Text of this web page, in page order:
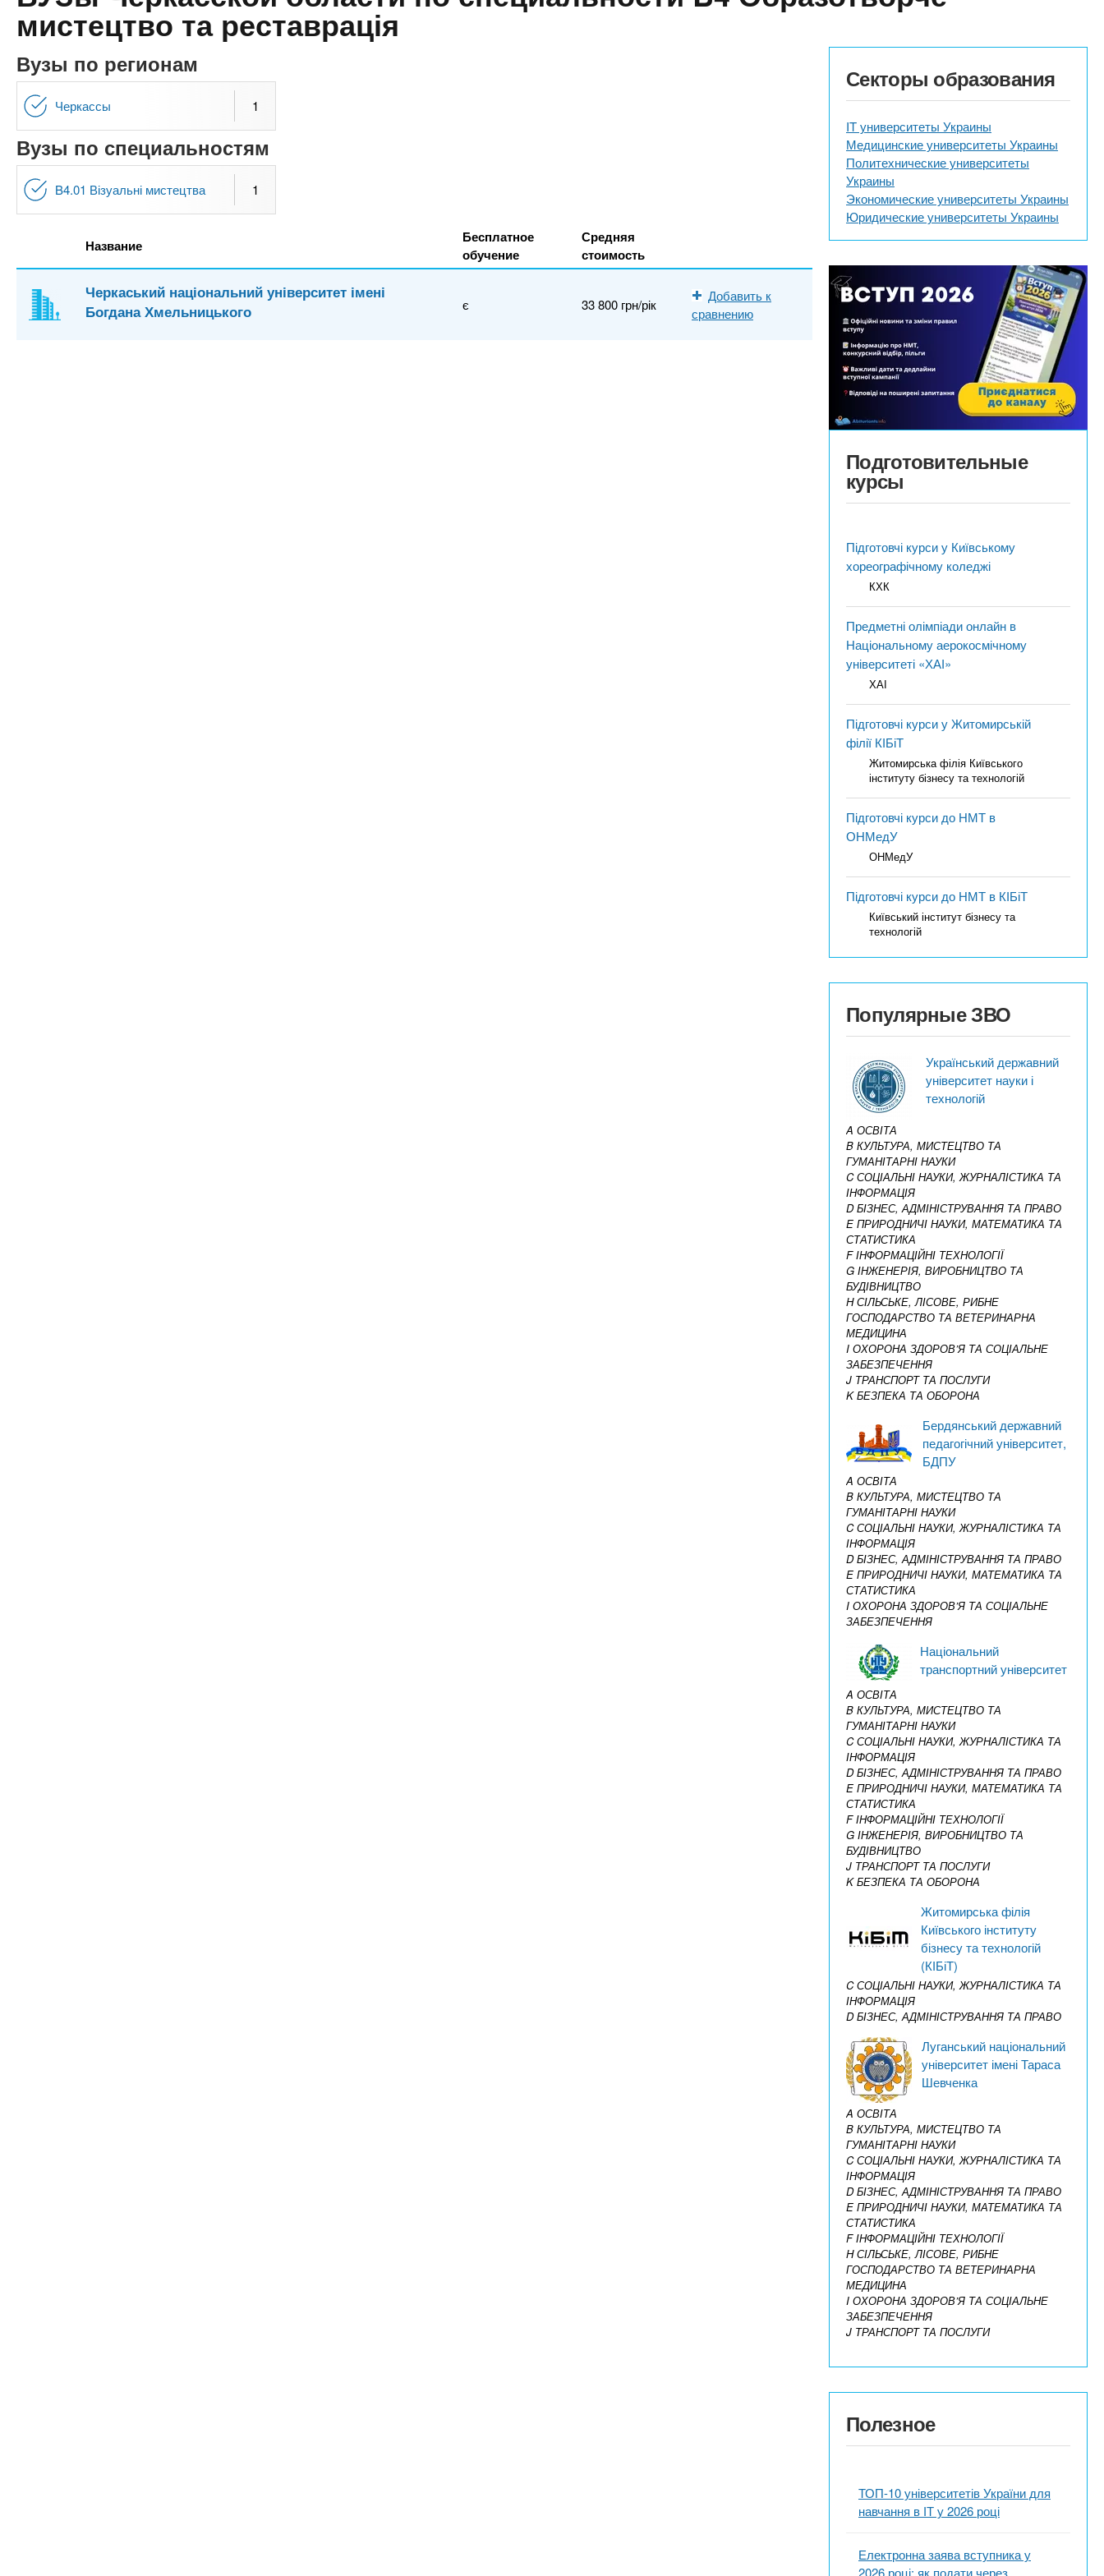
n
t
s
.
i
f
o
х
з
а
в
е
д
е
н
и
й
мистецтво та реставрація
Вузы по регионам
Черкассы 1
Вузы по специальностям
B4.01 Візуальні мистецтва 1
Название
Бесплатное
обучение
Средняя
стоимость
Черкаський національний університет імені
Богдана Хмельницького
є 33 800 грн/рік
Добавить к
сравнению
Секторы образования
IT университеты Украины
Медицинские университеты Украины
Политехнические университеты
Украины
Экономические университеты Украины
Юридические университеты Украины
Подготовительные
курсы
Підготовчі курси у Київському
хореографічному коледжі
КХК
Предметні олімпіади онлайн в
Національному аерокосмічному
університеті «ХАІ»
ХАІ
Підготовчі курси у Житомирській
філії КІБіТ
Житомирська філія Київського
інституту бізнесу та технологій
Підготовчі курси до НМТ в
ОНМедУ
ОНМедУ
Підготовчі курси до НМТ в КІБіТ
Київський інститут бізнесу та
технологій
Популярные ЗВО
Український державний
університет науки і
технологій
A ОСВІТА
B КУЛЬТУРА, МИСТЕЦТВО ТА
ГУМАНІТАРНІ НАУКИ
C СОЦІАЛЬНІ НАУКИ, ЖУРНАЛІСТИКА ТА
ІНФОРМАЦІЯ
D БІЗНЕС, АДМІНІСТРУВАННЯ ТА ПРАВО
E ПРИРОДНИЧІ НАУКИ, МАТЕМАТИКА ТА
СТАТИСТИКА
F ІНФОРМАЦІЙНІ ТЕХНОЛОГІЇ
G ІНЖЕНЕРІЯ, ВИРОБНИЦТВО ТА
БУДІВНИЦТВО
H СІЛЬСЬКЕ, ЛІСОВЕ, РИБНЕ
ГОСПОДАРСТВО ТА ВЕТЕРИНАРНА
МЕДИЦИНА
I ОХОРОНА ЗДОРОВ’Я ТА СОЦІАЛЬНЕ
ЗАБЕЗПЕЧЕННЯ
J ТРАНСПОРТ ТА ПОСЛУГИ
K БЕЗПЕКА ТА ОБОРОНА
Бердянський державний
педагогічний університет,
БДПУ
A ОСВІТА
B КУЛЬТУРА, МИСТЕЦТВО ТА
ГУМАНІТАРНІ НАУКИ
C СОЦІАЛЬНІ НАУКИ, ЖУРНАЛІСТИКА ТА
ІНФОРМАЦІЯ
D БІЗНЕС, АДМІНІСТРУВАННЯ ТА ПРАВО
E ПРИРОДНИЧІ НАУКИ, МАТЕМАТИКА ТА
СТАТИСТИКА
I ОХОРОНА ЗДОРОВ’Я ТА СОЦІАЛЬНЕ
ЗАБЕЗПЕЧЕННЯ
Національний
транспортний університет
A ОСВІТА
B КУЛЬТУРА, МИСТЕЦТВО ТА
ГУМАНІТАРНІ НАУКИ
C СОЦІАЛЬНІ НАУКИ, ЖУРНАЛІСТИКА ТА
ІНФОРМАЦІЯ
D БІЗНЕС, АДМІНІСТРУВАННЯ ТА ПРАВО
E ПРИРОДНИЧІ НАУКИ, МАТЕМАТИКА ТА
СТАТИСТИКА
F ІНФОРМАЦІЙНІ ТЕХНОЛОГІЇ
G ІНЖЕНЕРІЯ, ВИРОБНИЦТВО ТА
БУДІВНИЦТВО
J ТРАНСПОРТ ТА ПОСЛУГИ
K БЕЗПЕКА ТА ОБОРОНА
Житомирська філія
Київського інституту
бізнесу та технологій
(КІБіТ)
C СОЦІАЛЬНІ НАУКИ, ЖУРНАЛІСТИКА ТА
ІНФОРМАЦІЯ
D БІЗНЕС, АДМІНІСТРУВАННЯ ТА ПРАВО
Луганський національний
університет імені Тараса
Шевченка
A ОСВІТА
B КУЛЬТУРА, МИСТЕЦТВО ТА
ГУМАНІТАРНІ НАУКИ
C СОЦІАЛЬНІ НАУКИ, ЖУРНАЛІСТИКА ТА
ІНФОРМАЦІЯ
D БІЗНЕС, АДМІНІСТРУВАННЯ ТА ПРАВО
E ПРИРОДНИЧІ НАУКИ, МАТЕМАТИКА ТА
СТАТИСТИКА
F ІНФОРМАЦІЙНІ ТЕХНОЛОГІЇ
H СІЛЬСЬКЕ, ЛІСОВЕ, РИБНЕ
ГОСПОДАРСТВО ТА ВЕТЕРИНАРНА
МЕДИЦИНА
I ОХОРОНА ЗДОРОВ’Я ТА СОЦІАЛЬНЕ
ЗАБЕЗПЕЧЕННЯ
J ТРАНСПОРТ ТА ПОСЛУГИ
Полезное
ТОП-10 університетів України для
навчання в ІТ у 2026 році
Електронна заява вступника у
2026 році: як подати через